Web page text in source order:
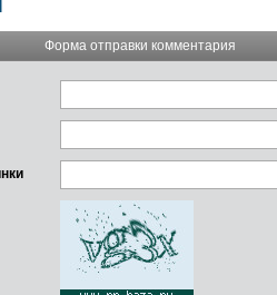
Форма отправки комментария